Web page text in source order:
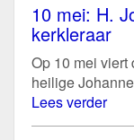
10 mei: H.
kerkleraar
Op 10 mei viert
heilige
Lees verder